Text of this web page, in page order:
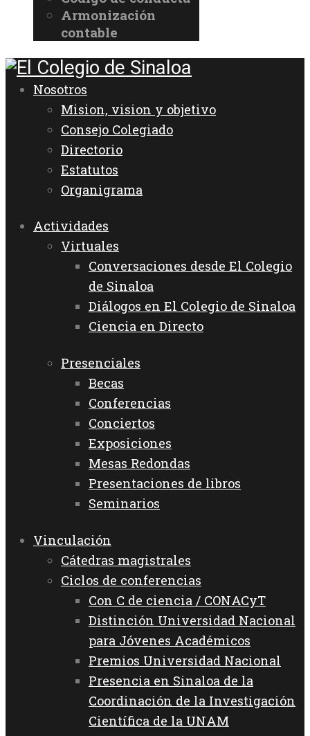
Armonización
contable
Nosotros
Mision, vision y objetivo
Consejo Colegiado
Directorio
Estatutos
Organigrama
Actividades
Virtuales
Conversaciones desde El Colegio
de Sinaloa
Diálogos en El Colegio de Sinaloa
Ciencia en Directo
Presenciales
Becas
Conferencias
Conciertos
Exposiciones
Mesas Redondas
Presentaciones de libros
Seminarios
Vinculación
Cátedras magistrales
Ciclos de conferencias
Con C de ciencia / CONACyT
Distinción Universidad Nacional
para Jóvenes Académicos
Premios Universidad Nacional
Presencia en Sinaloa de la
Coordinación de la Investigación
Científica de la UNAM